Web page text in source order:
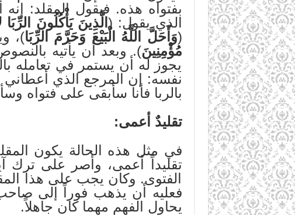
بفتواه هذه. فيقول المقلد:
الذي يقول: (الَّذِينَ يَأْكُلُونَ
(وَأَحَلَّ اللَّهُ الْبَيْعَ وَحَرَّمَ الرِّبَا)،
مُؤْمِنِينَ). وبعد أن يأتيه
يجوز له أن يستمر في تعامله
نفسه: إن المرجع الذي أعطاني
بالربا فأنا سأبقى على فتواه
تقليدٌ أعمى:
في مثل هذه الحالة يكون
تقليداً أعمى، وأصر على ترك
الفتوى. وكان يجب على هذا
فعليه أن يذهب فوراً إلى صاحب
يحاول الفهم مهما كان جاهلاً.